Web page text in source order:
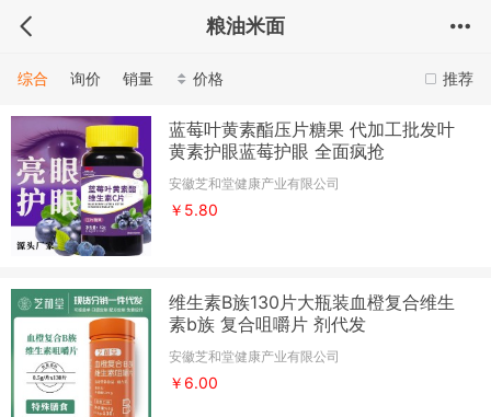
粮油米面
推荐
综合 询价 销量 价格
蓝莓叶黄素酯压片糖果 代加工批发叶
黄素护眼蓝莓护眼 全面疯抢
安徽芝和堂健康产业有限公司
￥5.80
维生素B族130片大瓶装血橙复合维生
素b族 复合咀嚼片 剂代发
安徽芝和堂健康产业有限公司
￥6.00